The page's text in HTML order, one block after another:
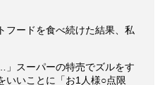
フードを食べ続けた結果、私
」スーパーの特売でズルをす
いことに「お1人様○点限